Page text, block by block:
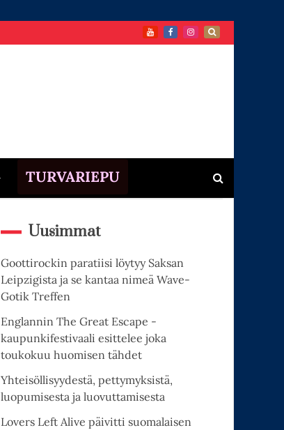
TURVARIEPU
Uusimmat
Goottirockin paratiisi löytyy Saksan
Leipzigista ja se kantaa nimeä Wave-
Gotik Treffen
Englannin The Great Escape -
kaupunkifestivaali esittelee joka
toukokuu huomisen tähdet
Yhteisöllisyydestä, pettymyksistä,
luopumisesta ja luovuttamisesta
Lovers Left Alive päivitti suomalaisen